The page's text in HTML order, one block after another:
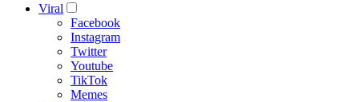
Viral
Facebook
Instagram
Twitter
Youtube
TikTok
Memes